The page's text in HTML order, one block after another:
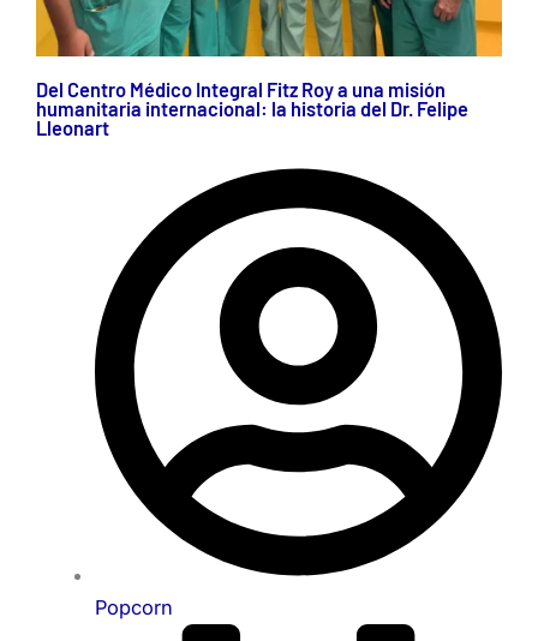
Del Centro Médico Integral Fitz Roy a una misión
humanitaria internacional: la historia del Dr. Felipe
Lleonart
Popcorn